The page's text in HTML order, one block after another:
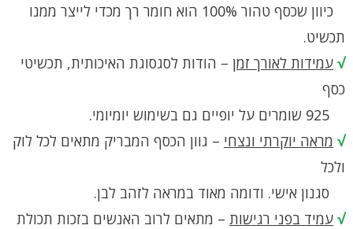
כיוון שכסף טהור 100% הוא חומר רך מכדי לייצר ממנו
תכשיט.
√ עמידות לאורך זמן – הודות לסגסוגת האיכותית, תכשיטי
כסף
√ מראה יוקרתי ונצחי – גוון הכסף המבריק מתאים לכל לוק
ולכל
סגנון אישי. ודומה מאוד במראה לזהב לבן.
√ עמיד בפני רגישות – מתאים לרוב האנשים בזכות תכולת